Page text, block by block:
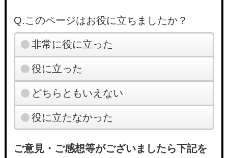
Q.このページはお役に立ちましたか？
非常に役に立った
役に立った
どちらともいえない
役に立たなかった
ご意見・ご感想等がございましたら下記を